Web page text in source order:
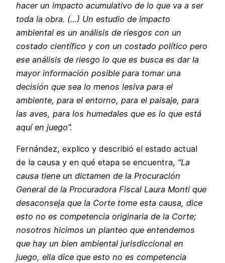
hacer un impacto acumulativo de lo que va a ser
toda la obra. (…) Un estudio de impacto
ambiental es un análisis de riesgos con un
costado científico y con un costado político pero
ese análisis de riesgo lo que es busca es dar la
mayor información posible para tomar una
decisión que sea lo menos lesiva para el
ambiente, para el entorno, para el paisaje, para
las aves, para los humedales que es lo que está
aquí en juego”.
Fernández, explico y describió el estado actual
de la causa y en qué etapa se encuentra, “La
causa tiene un dictamen de la Procuración
General de la Procuradora Fiscal Laura Monti que
desaconseja que la Corte tome esta causa, dice
esto no es competencia originaria de la Corte;
nosotros hicimos un planteo que entendemos
que hay un bien ambiental jurisdiccional en
juego, ella dice que esto no es competencia